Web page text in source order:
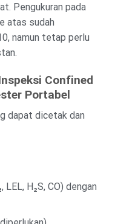
Pengukuran pada
atas sudah
namun tetap perlu
Confined
Portabel
dapat dicetak dan
H₂S, CO) dengan